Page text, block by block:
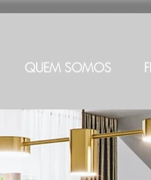
QUEM SOMOS